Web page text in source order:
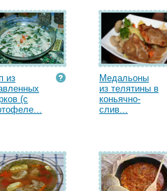
из
(с
Медальоны
из телятины в
коньячно-
слив...